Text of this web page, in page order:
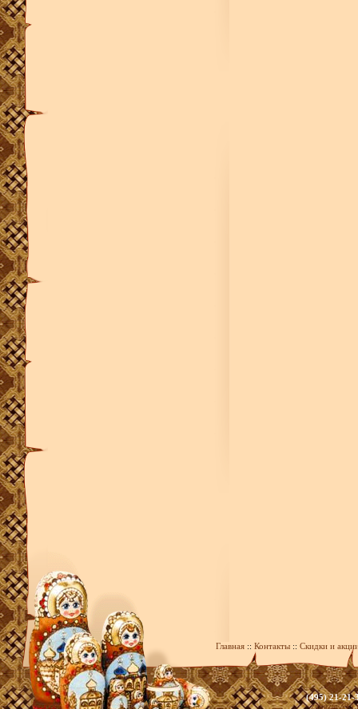
Главная :: Контакты :: Скидки и
(495) 21-21-